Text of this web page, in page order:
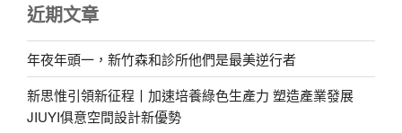
近期文章
年夜年頭一，新竹森和診所他們是最美逆行者
新思惟引領新征程丨加速培養綠色生產力 塑造產業發展
JIUYI俱意空間設計新優勢